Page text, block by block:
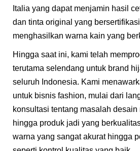
Italia yang dapat menjamin hasil
dan tinta original yang
menghasilkan warna kain yang
Hingga saat ini, kami telah
terutama selendang untuk brand
seluruh Indonesia. Kami
untuk bisnis fashion, mulai dari
konsultasi tentang masalah
hingga produk jadi yang
warna yang sangat akurat hingga